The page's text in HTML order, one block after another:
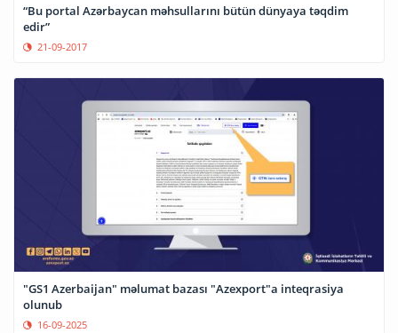
“Bu portal Azərbaycan məhsullarını bütün dünyaya təqdim
edir”
21-09-2017
"GS1 Azerbaijan" məlumat bazası "Azexport"a inteqrasiya
olunub
16-09-2025